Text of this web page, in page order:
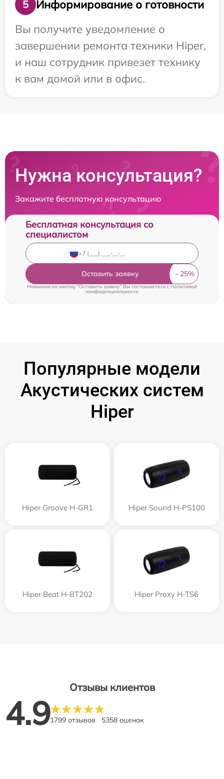
5
Информирование о готовности
Вы получите уведомление о
завершении ремонта техники Hiper,
и наш сотрудник привезет технику
к вам домой или в офис.
Нужна консультация?
Закажите бесплатную консультацию
Бесплатная консультация со
специалистом
Оставить заявку
Нажимая на кнопку "Оставить заявку" Вы соглашаетесь c политикой
конфиденциальности
Популярные модели
Акустических систем
Hiper
Hiper Groove H-GR1 Hiper Sound H-PS100
Hiper Beat H-BT202 Hiper Proxy H-TS6
Отзывы клиентов
4.91799 отзывов 5358 оценок